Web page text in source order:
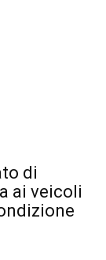
di
ai veicoli